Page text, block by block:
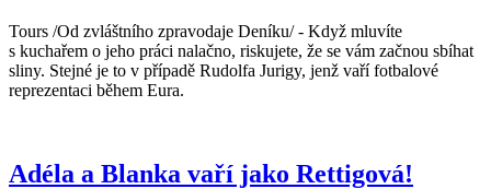
Tours /Od zvláštního zpravodaje Deníku/ - Když mluvíte
s kuchařem o jeho práci nalačno, riskujete, že se vám začnou sbíhat
sliny. Stejné je to v případě Rudolfa Jurigy, jenž vaří fotbalové
reprezentaci během Eura.
Adéla a Blanka vaří jako Rettigová!